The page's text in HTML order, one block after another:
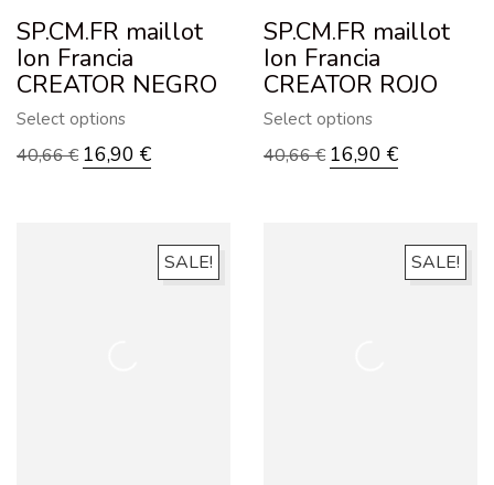
SP.CM.FR maillot
Ion Francia
CREATOR NEGRO
Select options
40,66€ 16,90 €
SP.CM.FR maillot
Ion Francia
CREATOR ROJO
Select options
40,66€ 16,90 €
SALE! SALE!